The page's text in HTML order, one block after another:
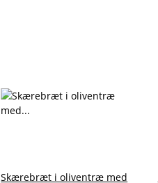
Skærebræt i oliventræ med